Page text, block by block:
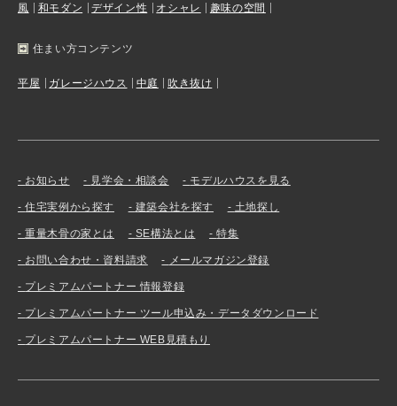
風
和モダン デザイン性 オシャレ 趣味の空間
住まい方コンテンツ
平屋 ガレージハウス 中庭 吹き抜け
お知らせ 見学会・相談会 モデルハウスを見る
住宅実例から探す 建築会社を探す 土地探し
重量木骨の家とは SE構法とは 特集
お問い合わせ・資料請求 メールマガジン登録
プレミアムパートナー 情報登録
プレミアムパートナー ツール申込み・データダウンロード
プレミアムパートナー WEB見積もり